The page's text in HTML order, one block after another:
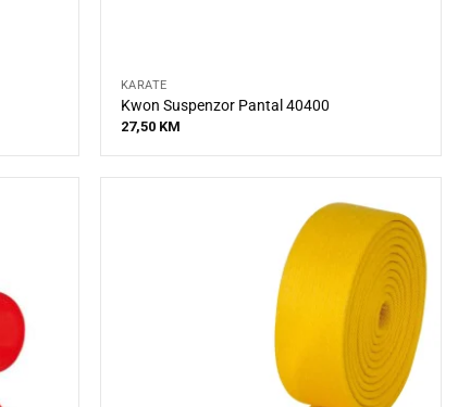
KARATE
Kwon Suspenzor Pantal 40400
27,50 KM